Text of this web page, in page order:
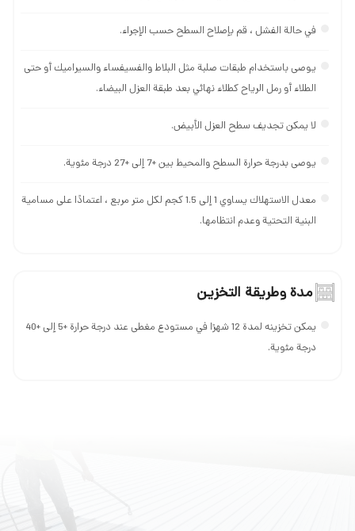
في حالة الفشل ، قم بإصلاح السطح حسب الإجراء.
يوصى باستخدام طبقات صلبة مثل البلاط والفسيفساء والسيراميك أو حتى
الطلاء أو رمل الرياح كطلاء نهائي بعد طبقة العزل البيضاء.
لا يمكن تجديف سطح العزل الأبيض.
يوصى بدرجة حرارة السطح والمحيط بين +7 إلى +27 درجة مئوية.
معدل الاستهلاك يساوي 1 إلى 1.5 كجم لكل متر مربع ، اعتمادًا على مسامية
البنية التحتية وعدم انتظامها.
مدة وطريقة التخزين
يمكن تخزينه لمدة 12 شهرًا في مستودع مغطى عند درجة حرارة +5 إلى +40
درجة مئوية.